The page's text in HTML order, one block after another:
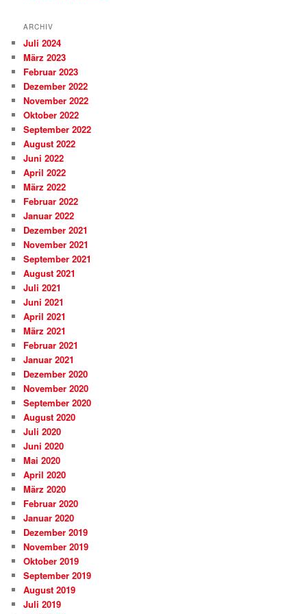
ARCHIV
Juli 2024
März 2023
Februar 2023
Dezember 2022
November 2022
Oktober 2022
September 2022
August 2022
Juni 2022
April 2022
März 2022
Februar 2022
Januar 2022
Dezember 2021
November 2021
September 2021
August 2021
Juli 2021
Juni 2021
April 2021
März 2021
Februar 2021
Januar 2021
Dezember 2020
November 2020
September 2020
August 2020
Juli 2020
Juni 2020
Mai 2020
April 2020
März 2020
Februar 2020
Januar 2020
Dezember 2019
November 2019
Oktober 2019
September 2019
August 2019
Juli 2019